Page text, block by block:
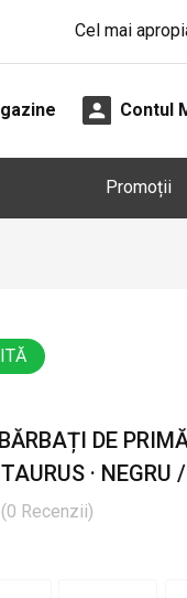
Cel mai
Contul
Promoții
DE
· NEGRU
(0 Recenzii)